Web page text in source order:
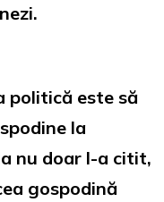
politică este să
la
nu doar l-a citit,
gospodină